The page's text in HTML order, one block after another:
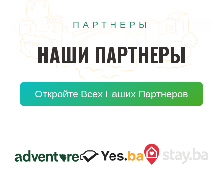
ПАРТНЕРЫ
НАШИ ПАРТНЕРЫ
Откройте Всех Наших Партнеров